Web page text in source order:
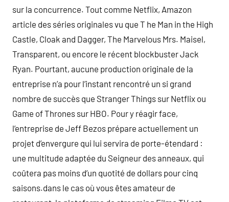
sur la concurrence. Tout comme Netflix, Amazon
article des séries originales vu que T he Man in the High
Castle, Cloak and Dagger, The Marvelous Mrs. Maisel,
Transparent, ou encore le récent blockbuster Jack
Ryan. Pourtant, aucune production originale de la
entreprise n’a pour l’instant rencontré un si grand
nombre de succès que Stranger Things sur Netflix ou
Game of Thrones sur HBO. Pour y réagir face,
l’entreprise de Jeff Bezos prépare actuellement un
projet d’envergure qui lui servira de porte-étendard :
une multitude adaptée du Seigneur des anneaux, qui
coûtera pas moins d’un quotité de dollars pour cinq
saisons.dans le cas où vous êtes amateur de